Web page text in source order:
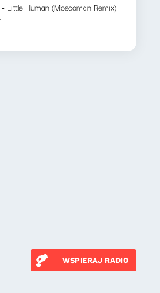
Little Human (Moscoman Remix)
WSPIERAJ RADIO